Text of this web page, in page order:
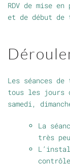
RDV de mise
et de début de
Les séances
tous les jours
samedi,
La
très